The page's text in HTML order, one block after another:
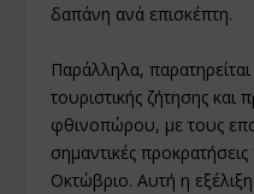
δαπάνη ανά επισκέπτη.
Παράλληλα,
τουριστικής ζήτησης και
φθινοπώρου, με τους
σημαντικές
Οκτώβριο. Αυτή η